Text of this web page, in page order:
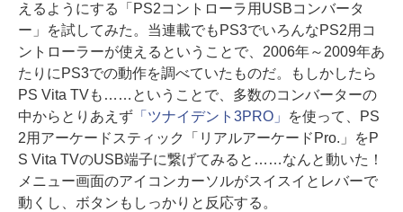
えるようにする「PS2コントローラ用USBコンバータ
ー」を試してみた。当連載でもPS3でいろんなPS2用コ
ントローラーが使えるということで、2006年～2009年あ
たりにPS3での動作を調べていたものだ。もしかしたら
PS Vita TVも……ということで、多数のコンバーターの
中からとりあえず「ツナイデント3PRO」
を使って、PS
2用アーケードスティック「リアルアーケードPro.」をP
S Vita TVのUSB端子に繋げてみると……なんと動いた！
メニュー画面のアイコンカーソルがスイスイとレバーで
動くし、ボタンもしっかりと反応する。